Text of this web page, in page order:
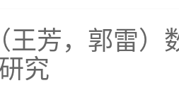
芳，郭雷）
研究